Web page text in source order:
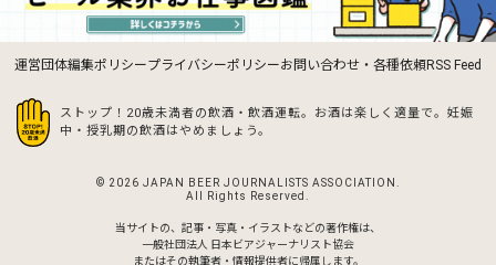
運営団体編集ポリシープライバシーポリシーお問い合わせ・各種依頼RSS Feed
ストップ！20歳未満者の飲酒・飲酒運転。お酒は楽しく適量で。 妊娠
中・授乳期の飲酒はやめましょう。
© 2026 JAPAN BEER JOURNALISTS ASSOCIATION.
All Rights Reserved.
当サイトの、記事・写真・イラストなどの著作権は、
一般社団法人 日本ビアジャーナリスト協会
またはその執筆者・情報提供者に帰属します。